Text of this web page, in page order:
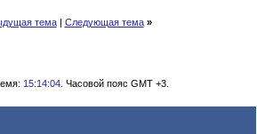
тема| Следующая тема »
15:14:04. Часовой пояс GMT +3.